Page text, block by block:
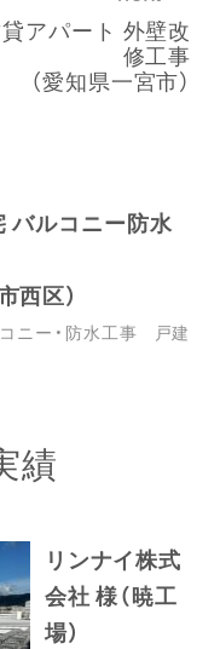
アパート 外壁改
修工事
（愛知県一宮市）
バルコニー防水
西区）
ニー・防水工事
戸建
績
リンナイ株式
会社 様（暁工
場）